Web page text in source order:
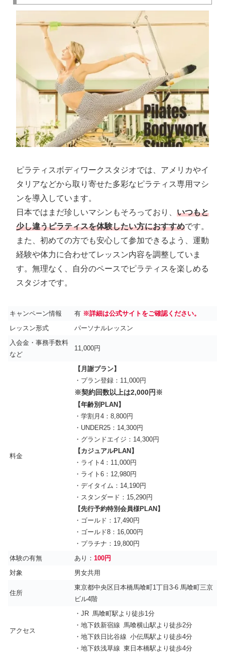
ピラティスボディワークスタジオでは、アメリカやイ
タリアなどから取り寄せた多彩なピラティス専用マシ
ンを導入しています。
日本ではまだ珍しいマシンもそろっており、 いつもと
少し違うピラティスを体験したい方におすすめです。
また、初めての方でも安心して参加できるよう、運動
経験や体力に合わせてレッスン内容を調整していま
す。無理なく、自分のペースでピラティスを楽しめる
スタジオです。
キャンペーン情報 有 ※詳細は公式サイトをご確認ください。
レッスン形式
パーソナルレッスン
入会金・事務手数料
など
11,000円
料金
【月謝プラン】
・プラン登録：11,000円
※​契約回数以上は2,000円※
【年齢別PLAN​】
・学割月4：8,800円
・UNDER25：14,300円
・グランドエイジ：14,300円
【​​カジュアルPLAN​】
・ライト4：11,000円
・ライト6：12,980円
・デイタイム：14,190円
・スタンダード：15,290円
【​​先行予約特別会員様PLAN​】
・ゴールド：17,490円
・ゴールド8：16,000円
・プラチナ：19,800円
体験の有無
あり： 100円
対象
男女共用
住所
東京都中央区日本橋馬喰町1丁目3-6 馬喰町三京
ビル4階
アクセス
・JR 馬喰町駅より徒歩1分
・地下鉄新宿線 馬喰横山駅より徒歩2分
・地下鉄日比谷線 小伝馬駅より徒歩4分
・地下鉄浅草線 東日本橋駅より徒歩4分